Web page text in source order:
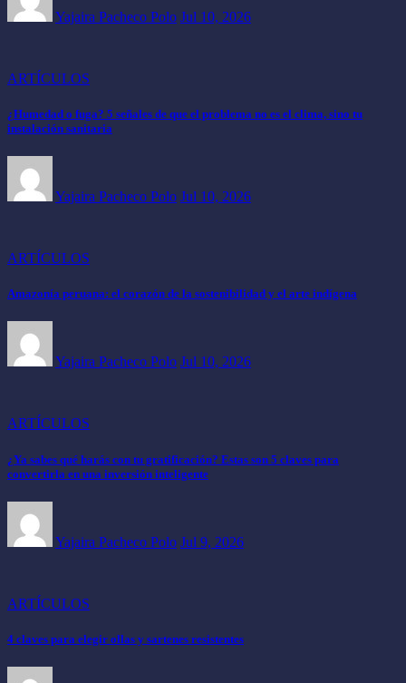
Yajaira Pacheco Polo Jul 10, 2026
ARTÍCULOS
¿Humedad o fuga? 5 señales de que el problema no es el clima, sino tu
instalación sanitaria
Yajaira Pacheco Polo Jul 10, 2026
ARTÍCULOS
Amazonía peruana: el corazón de la sostenibilidad y el arte indígena
Yajaira Pacheco Polo Jul 10, 2026
ARTÍCULOS
¿Ya sabes qué harás con tu gratificación? Estas son 5 claves para
convertirla en una inversión inteligente
Yajaira Pacheco Polo Jul 9, 2026
ARTÍCULOS
4 claves para elegir ollas y sartenes resistentes